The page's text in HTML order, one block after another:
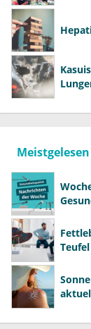
Meistgelesen